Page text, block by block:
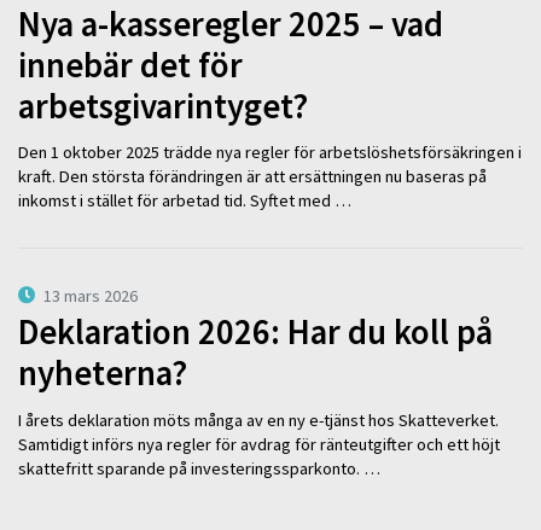
Nya a-kasseregler 2025 – vad
innebär det för
arbetsgivarintyget?
Den 1 oktober 2025 trädde nya regler för arbetslöshetsförsäkringen i
kraft. Den största förändringen är att ersättningen nu baseras på
inkomst i stället för arbetad tid. Syftet med …
13 mars 2026
Deklaration 2026: Har du koll på
nyheterna?
I årets deklaration möts många av en ny e-tjänst hos Skatteverket.
Samtidigt införs nya regler för avdrag för ränteutgifter och ett höjt
skattefritt sparande på investeringssparkonto. …